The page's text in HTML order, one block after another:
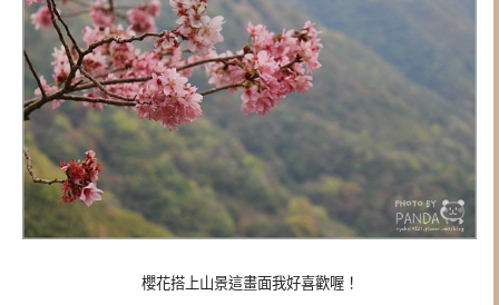
櫻花搭上山景這畫面我好喜歡喔！